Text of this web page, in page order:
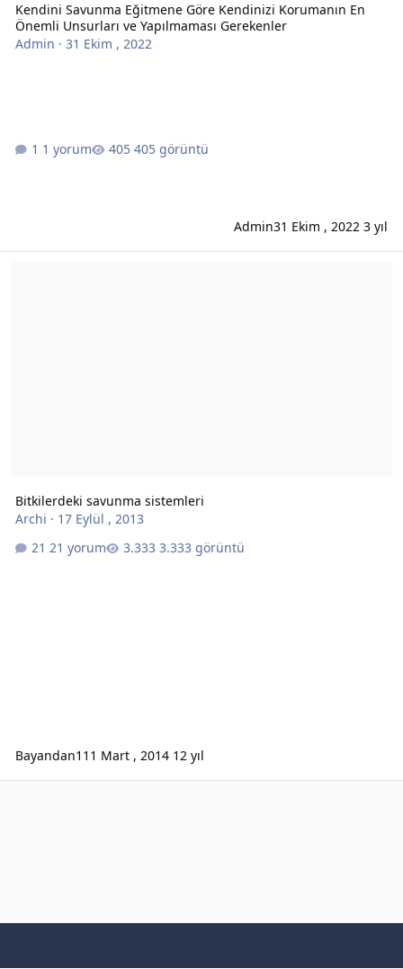
Kendini Savunma Eğitmene Göre Kendinizi Korumanın En
Önemli Unsurları ve Yapılmaması Gerekenler
Admin · 31 Ekim , 2022
1 yorum 405 görüntü
Admin31 Ekim , 20223 yıl
Bitkilerdeki savunma sistemleri
Archi · 17 Eylül , 2013
21 yorum
3.333 görüntü
Bayandan1 11 Mart , 2014 12 yıl